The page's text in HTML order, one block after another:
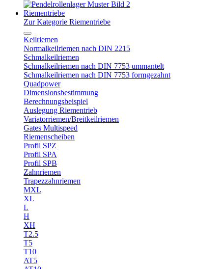
Riementriebe
Zur Kategorie Riementriebe
Keilriemen
Normalkeilriemen nach DIN 2215
Schmalkeilriemen
Schmalkeilriemen nach DIN 7753 ummantelt
Schmalkeilriemen nach DIN 7753 formgezahnt
Quadpower
Dimensionsbestimmung
Berechnungsbeispiel
Auslegung Riementrieb
Variatorriemen/Breitkeilriemen
Gates Multispeed
Riemenscheiben
Profil SPZ
Profil SPA
Profil SPB
Zahnriemen
Trapezzahnriemen
MXL
XL
L
H
XH
T2.5
T5
T10
AT5